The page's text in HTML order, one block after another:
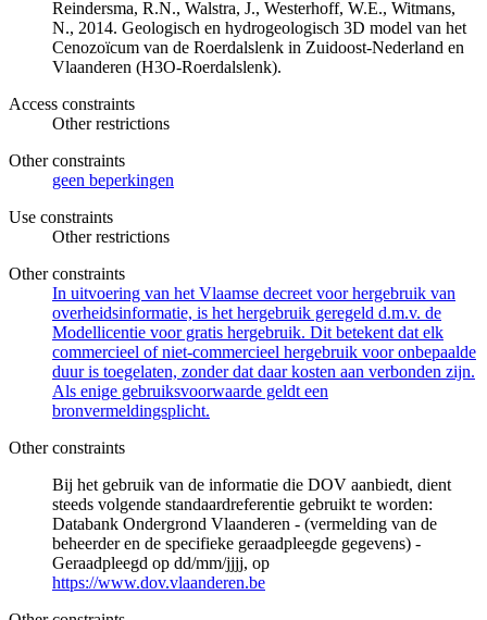
Reindersma, R.N., Walstra, J., Westerhoff, W.E., Witmans,
N., 2014. Geologisch en hydrogeologisch 3D model van het
Cenozoïcum van de Roerdalslenk in Zuidoost-Nederland en
Vlaanderen (H3O-Roerdalslenk).
Access constraints
Other restrictions
Other constraints
geen beperkingen
Use constraints
Other restrictions
Other constraints
In uitvoering van het Vlaamse decreet voor hergebruik van
overheidsinformatie, is het hergebruik geregeld d.m.v. de
Modellicentie voor gratis hergebruik. Dit betekent dat elk
commercieel of niet-commercieel hergebruik voor onbepaalde
duur is toegelaten, zonder dat daar kosten aan verbonden zijn.
Als enige gebruiksvoorwaarde geldt een
bronvermeldingsplicht.
Other constraints
Bij het gebruik van de informatie die DOV aanbiedt, dient
steeds volgende standaardreferentie gebruikt te worden:
Databank Ondergrond Vlaanderen - (vermelding van de
beheerder en de specifieke geraadpleegde gegevens) -
Geraadpleegd op dd/mm/jjjj, op
https://www.dov.vlaanderen.be